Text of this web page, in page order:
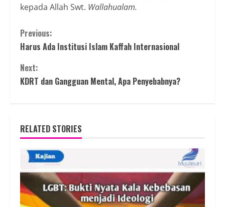
kepada Allah Swt. Wallahualam.
Continue
Reading
Previous:
Harus Ada Institusi Islam Kaffah Internasional
Next:
KDRT dan Gangguan Mental, Apa Penyebabnya?
RELATED STORIES